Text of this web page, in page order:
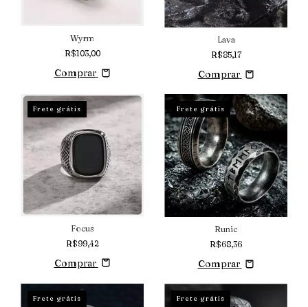
Wyrm
R$103,00
Comprar
Lava
R$85,17
Comprar
Frete grátis
Focus
R$99,42
Comprar
Frete grátis
Runic
R$68,36
Comprar
Frete grátis Frete grátis